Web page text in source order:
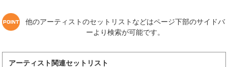
他のアーティストのセットリストなどはページ下部のサイドバ
ーより検索が可能です。
アーティスト関連セットリスト